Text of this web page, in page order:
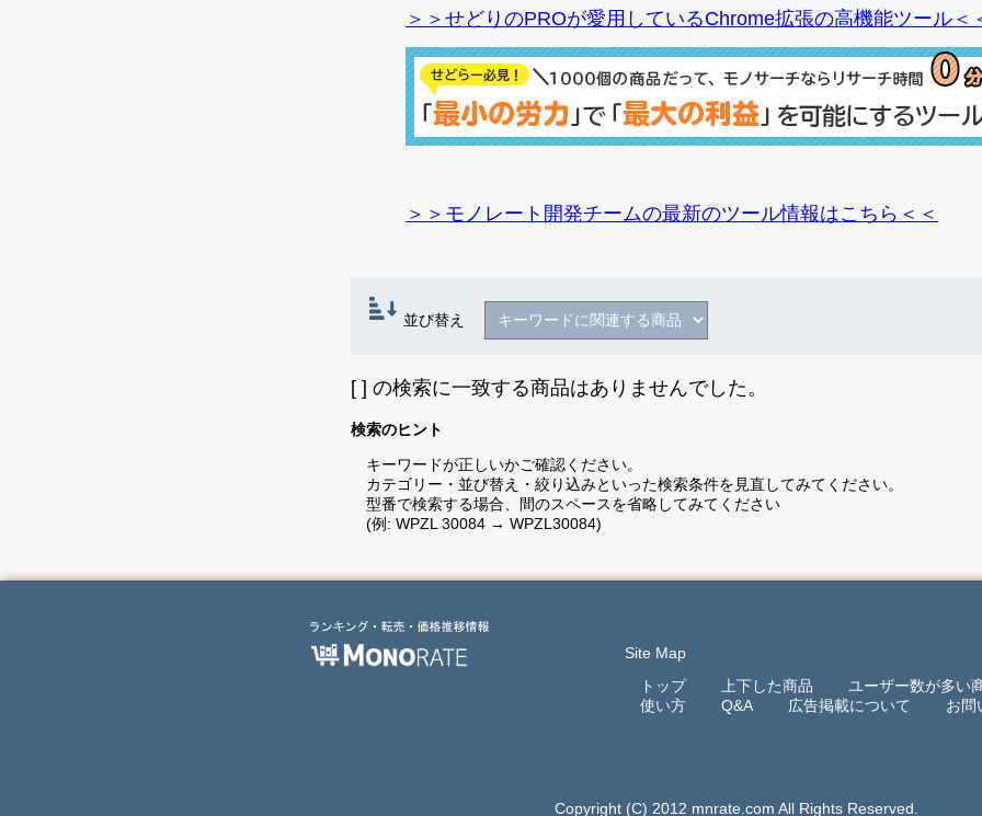
＞＞せどりのPROが愛用しているChrome拡張の高機能ツール＜
＞＞モノレート開発チームの最新のツール情報はこちら＜＜
並び替え
[ ] の検索に一致する商品はありませんでした。
検索のヒント
キーワードが正しいかご確認ください。
カテゴリー・並び替え・絞り込みといった検索条件を見直してみてください。
型番で検索する場合、間のスペースを省略してみてください
(例: WPZL 30084 → WPZL30084)
Site Map
トップ
上下した商品
ユーザー数が多い
使い方
Q&A 広告掲載について お問
Copyright (C) 2012 mnrate.com All Rights Reserved.